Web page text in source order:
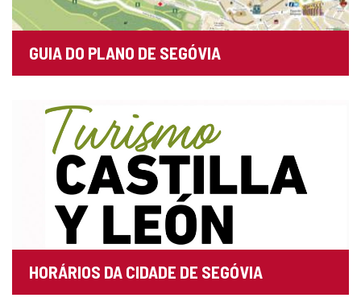
GUIA DO PLANO DE SEGÓVIA
HORÁRIOS DA CIDADE DE SEGÓVIA